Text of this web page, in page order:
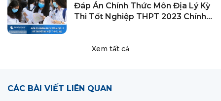
Đáp Án Chính Thức Môn Địa Lý Kỳ
Thi Tốt Nghiệp THPT 2023 Chính
Xem tất cả
CÁC BÀI VIẾT LIÊN QUAN